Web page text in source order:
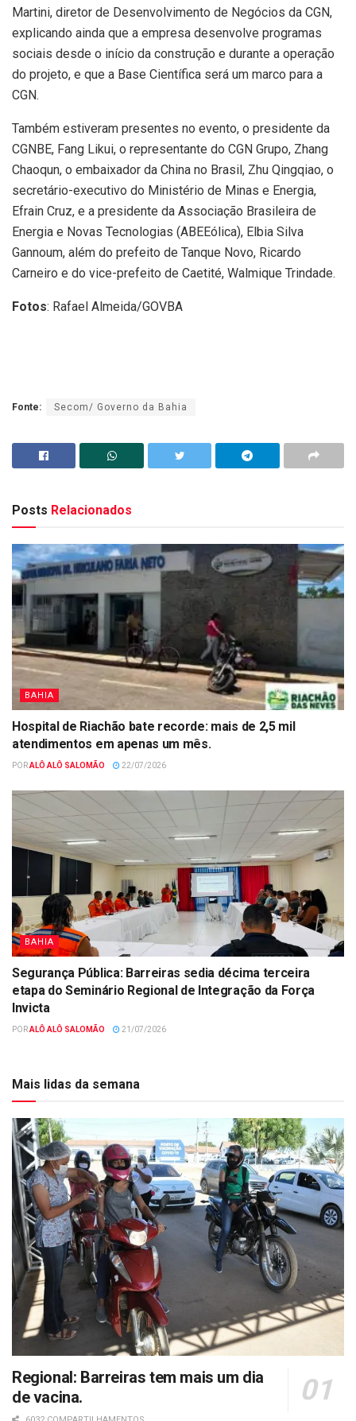
Martini, diretor de Desenvolvimento de Negócios da CGN,
explicando ainda que a empresa desenvolve programas
sociais desde o início da construção e durante a operação
do projeto, e que a Base Científica será um marco para a
CGN.
Também estiveram presentes no evento, o presidente da
CGNBE, Fang Likui, o representante do CGN Grupo, Zhang
Chaoqun, o embaixador da China no Brasil, Zhu Qingqiao, o
secretário-executivo do Ministério de Minas e Energia,
Efrain Cruz, e a presidente da Associação Brasileira de
Energia e Novas Tecnologias (ABEEólica), Elbia Silva
Gannoum, além do prefeito de Tanque Novo, Ricardo
Carneiro e do vice-prefeito de Caetité, Walmique Trindade.
Fotos: Rafael Almeida/GOVBA
Fonte: Secom/ Governo da Bahia
Posts Relacionados
BAHIA
Hospital de Riachão bate recorde: mais de 2,5 mil
atendimentos em apenas um mês.
PORALÔ ALÔ SALOMÃO 22/07/2026
BAHIA
Segurança Pública: Barreiras sedia décima terceira
etapa do Seminário Regional de Integração da Força
Invicta
PORALÔ ALÔ SALOMÃO 21/07/2026
Mais lidas da semana
Regional: Barreiras tem mais um dia
de vacina.